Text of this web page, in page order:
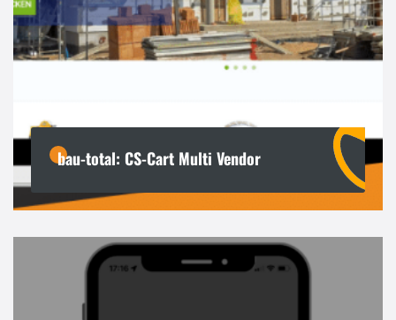
bau-total: CS-Cart Multi Vendor